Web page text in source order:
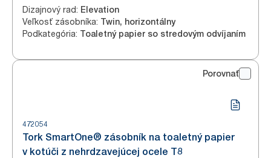
Dizajnový rad: Elevation
Veľkosť zásobníka: Twin, horizontálny
Podkategória: Toaletný papier so stredovým odvíjaním
Porovnať
472054
Tork SmartOne® zásobník na toaletný papier
v kotúči z nehrdzavejúcej ocele T8